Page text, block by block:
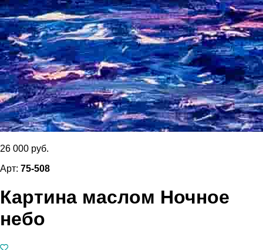
26 000 руб.
Арт: 75-508
Картина маслом Ночное
небо